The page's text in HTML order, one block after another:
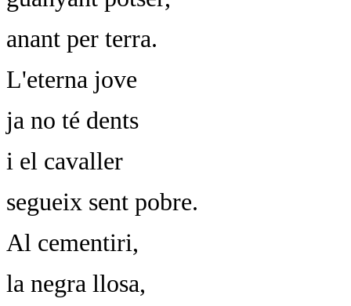
anant per terra.
L'eterna jove
ja no té dents
i el cavaller
segueix sent pobre.
Al cementiri,
la negra llosa,